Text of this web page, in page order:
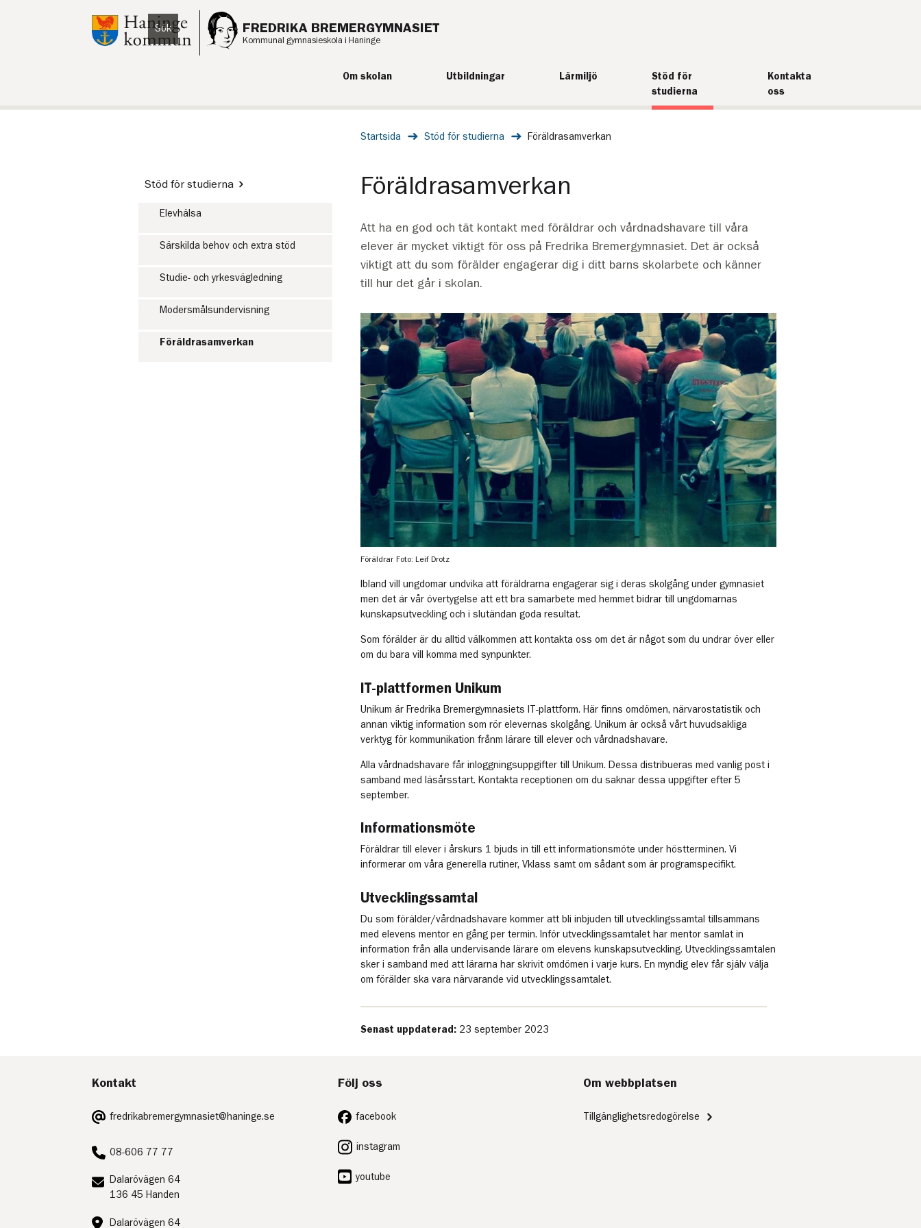
Till innehåll på sidan
FREDRIKA BREMERGYMNASIET
Kommunal gymnasieskola i Haninge
Lyssna Sök
Om skolan Utbildningar Lärmiljö
Stöd för
studierna
Kontakta
oss
Startsida Stöd för studierna Föräldrasamverkan
Stöd för studierna
Elevhälsa
Särskilda behov och extra stöd
Studie- och yrkesvägledning
Modersmålsundervisning
Föräldrasamverkan
Föräldrasamverkan
Att ha en god och tät kontakt med föräldrar och vårdnadshavare till våra
elever är mycket viktigt för oss på Fredrika Bremergymnasiet. Det är också
viktigt att du som förälder engagerar dig i ditt barns skolarbete och känner
till hur det går i skolan.
Föräldrar Foto: Leif Drotz
Ibland vill ungdomar undvika att föräldrarna engagerar sig i deras skolgång under gymnasiet
men det är vår övertygelse att ett bra samarbete med hemmet bidrar till ungdomarnas
kunskapsutveckling och i slutändan goda resultat.
Som förälder är du alltid välkommen att kontakta oss om det är något som du undrar över eller
om du bara vill komma med synpunkter.
IT-plattformen Unikum
Unikum är Fredrika Bremergymnasiets IT-plattform. Här finns omdömen, närvarostatistik och
annan viktig information som rör elevernas skolgång. Unikum är också vårt huvudsakliga
verktyg för kommunikation frånm lärare till elever och vårdnadshavare.
Alla vårdnadshavare får inloggningsuppgifter till Unikum. Dessa distribueras med vanlig post i
samband med läsårsstart. Kontakta receptionen om du saknar dessa uppgifter efter 5
september.
Informationsmöte
Föräldrar till elever i årskurs 1 bjuds in till ett informationsmöte under höstterminen. Vi
informerar om våra generella rutiner, Vklass samt om sådant som är programspecifikt.
Utvecklingssamtal
Du som förälder/vårdnadshavare kommer att bli inbjuden till utvecklingssamtal tillsammans
med elevens mentor en gång per termin. Inför utvecklingssamtalet har mentor samlat in
information från alla undervisande lärare om elevens kunskapsutveckling. Utvecklingssamtalen
sker i samband med att lärarna har skrivit omdömen i varje kurs. En myndig elev får själv välja
om förälder ska vara närvarande vid utvecklingssamtalet.
Senast uppdaterad: 23 september 2023
Kontakt
E-
post:
fredrikabremergymnasiet@haninge.se
Telefon:
08-606 77 77
Postadress:
Dalarövägen 64
136 45 Handen
Besöksadress:
Dalarövägen 64
Följ oss
facebook
instagram
youtube
Om webbplatsen
Tillgänglighetsredogörelse